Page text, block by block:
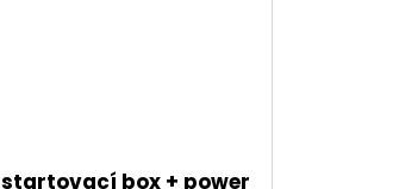
startovací box + power